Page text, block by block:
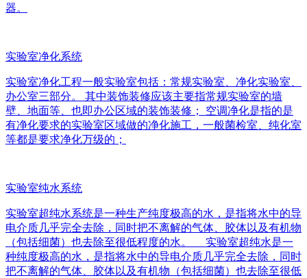
器。
实验室净化系统
实验室净化工程一般实验室包括：常规实验室、净化实验室、
办公室三部分。 其中装饰装修应该主要指常规实验室的墙
壁、地面等、也即办公区域的装饰装修； 空调净化是指的是
有净化要求的实验室区域做的净化施工，一般菌检室、纯化室
等都是要求净化万级的；
实验室纯水系统
实验室超纯水系统是一种生产纯度极高的水，是指将水中的导
电介质几乎完全去除，同时把不离解的气体、胶体以及有机物
（包括细菌）也去除至很低程度的水。 实验室超纯水是一
种纯度极高的水，是指将水中的导电介质几乎完全去除，同时
把不离解的气体、胶体以及有机物（包括细菌）也去除至很低